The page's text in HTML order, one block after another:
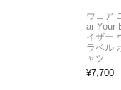
ウェア
ar Your
イザー
ラベル
ャツ
¥7,700